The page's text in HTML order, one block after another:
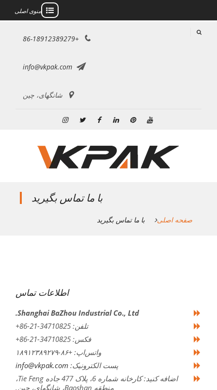
منوی اصلی
+86-18912389279
info@vkpak.com
شانگهای، چین
با ما تماس بگیرید
صفحه اصلی با ما تماس بگیرید
اطلاعات تماس
Shanghai BaZhou Industrial Co., Ltd.
تلفن: 34710825-21-86+
فکس: 34710825-21-86+
واتس‌اپ: +۸۶-۱۸۹۱۲۳۸۹۲۷۹
پست الکترونیک:info@vkpak.com
اضافه کنید: کارخانه شماره 6، پلاک 477 جاده Tie Feng،
منطقه Baoshan، شانگهای، چین.